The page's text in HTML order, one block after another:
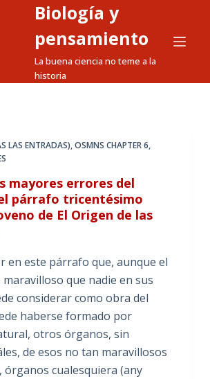
Biología y
pensamiento
La buena ciencia no teme a la
historia
LAS ENTRADAS),OSMNS CHAPTER 6,
mayores errores del
párrafo tricentésimo
de El Origen de las
en este párrafo que, aunque el
que nadie en sus
considerar como obra del
haberse formado por
otros órganos, sin
de esos no tan maravillosos
órganos cualesquiera (any